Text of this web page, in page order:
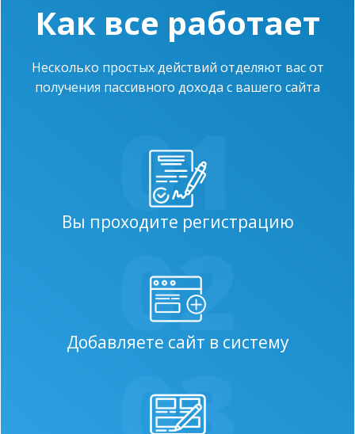
Как все работает
Несколько простых действий отделяют вас от
получения пассивного дохода с вашего сайта
01
Вы проходите регистрацию
02
Добавляете сайт в систему